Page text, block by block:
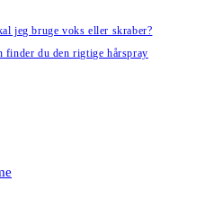
jeg bruge voks eller skraber?
finder du den rigtige hårspray